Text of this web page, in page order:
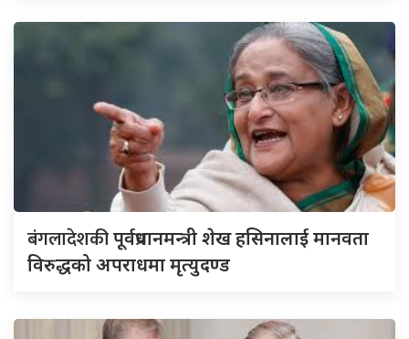
बंगलादेशकीपूर्वप्रधानमन्त्री शेख हसिनालाई मानवता
विरुद्धको अपराधमा मृत्युदण्ड